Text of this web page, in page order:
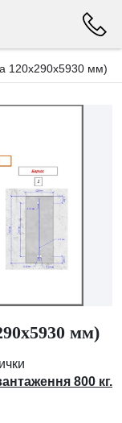
120х290х5930 мм)
мм)
800 кг.